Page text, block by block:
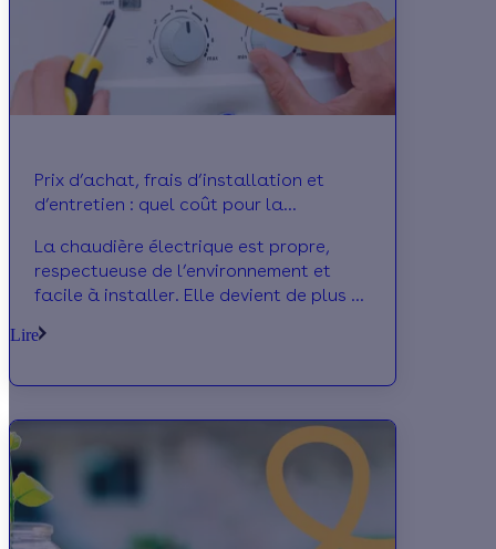
Prix d’achat, frais d’installation et
d’entretien : quel coût pour la
La chaudière électrique est propre,
respectueuse de l’environnement et
facile à installer. Elle devient de plus en
Lire